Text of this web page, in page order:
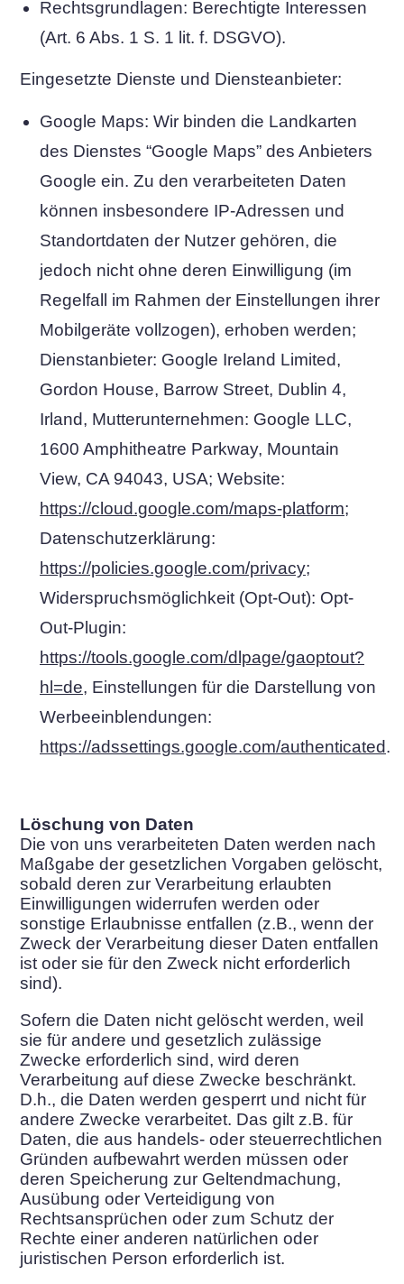
Rechtsgrundlagen: Berechtigte Interessen
(Art. 6 Abs. 1 S. 1 lit. f. DSGVO).
Eingesetzte Dienste und Diensteanbieter:
Google Maps: Wir binden die Landkarten
des Dienstes “Google Maps” des Anbieters
Google ein. Zu den verarbeiteten Daten
können insbesondere IP-Adressen und
Standortdaten der Nutzer gehören, die
jedoch nicht ohne deren Einwilligung (im
Regelfall im Rahmen der Einstellungen ihrer
Mobilgeräte vollzogen), erhoben werden;
Dienstanbieter: Google Ireland Limited,
Gordon House, Barrow Street, Dublin 4,
Irland, Mutterunternehmen: Google LLC,
1600 Amphitheatre Parkway, Mountain
View, CA 94043, USA; Website:
https://cloud.google.com/maps-platform;
Datenschutzerklärung:
https://policies.google.com/privacy;
Widerspruchsmöglichkeit (Opt-Out): Opt-
Out-Plugin:
https://tools.google.com/dlpage/gaoptout?
hl=de, Einstellungen für die Darstellung von
Werbeeinblendungen:
https://adssettings.google.com/authenticated.
Löschung von Daten
Die von uns verarbeiteten Daten werden nach
Maßgabe der gesetzlichen Vorgaben gelöscht,
sobald deren zur Verarbeitung erlaubten
Einwilligungen widerrufen werden oder
sonstige Erlaubnisse entfallen (z.B., wenn der
Zweck der Verarbeitung dieser Daten entfallen
ist oder sie für den Zweck nicht erforderlich
sind).
Sofern die Daten nicht gelöscht werden, weil
sie für andere und gesetzlich zulässige
Zwecke erforderlich sind, wird deren
Verarbeitung auf diese Zwecke beschränkt.
D.h., die Daten werden gesperrt und nicht für
andere Zwecke verarbeitet. Das gilt z.B. für
Daten, die aus handels- oder steuerrechtlichen
Gründen aufbewahrt werden müssen oder
deren Speicherung zur Geltendmachung,
Ausübung oder Verteidigung von
Rechtsansprüchen oder zum Schutz der
Rechte einer anderen natürlichen oder
juristischen Person erforderlich ist.